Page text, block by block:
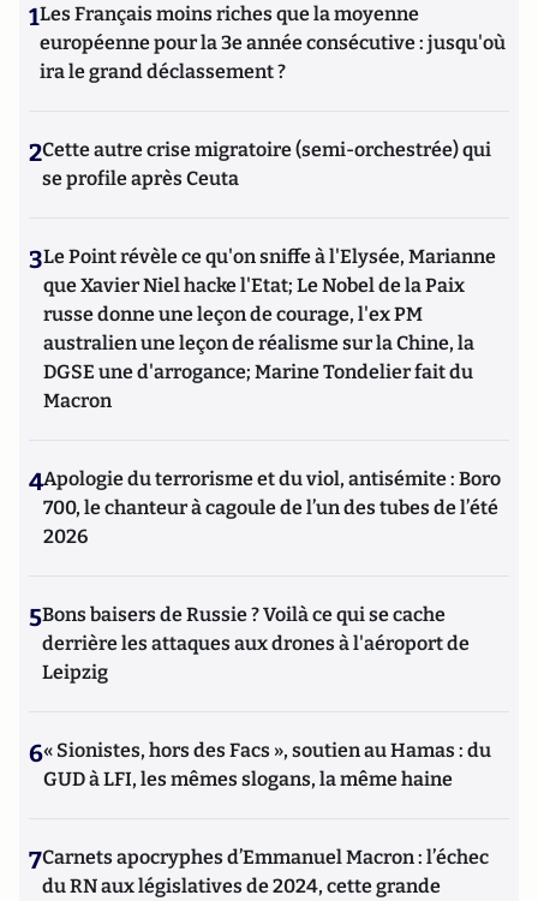
1Les Français moins riches que la moyenne
européenne pour la 3e année consécutive : jusqu'où
ira le grand déclassement ?
2Cette autre crise migratoire (semi-orchestrée) qui
se profile après Ceuta
3Le Point révèle ce qu'on sniffe à l'Elysée, Marianne
que Xavier Niel hacke l'Etat; Le Nobel de la Paix
russe donne une leçon de courage, l'ex PM
australien une leçon de réalisme sur la Chine, la
DGSE une d'arrogance; Marine Tondelier fait du
Macron
4Apologie du terrorisme et du viol, antisémite : Boro
700, le chanteur à cagoule de l’un des tubes de l’été
2026
5Bons baisers de Russie ? Voilà ce qui se cache
derrière les attaques aux drones à l'aéroport de
Leipzig
6« Sionistes, hors des Facs », soutien au Hamas : du
GUD à LFI, les mêmes slogans, la même haine
7Carnets apocryphes d’Emmanuel Macron : l’échec
du RN aux législatives de 2024, cette grande